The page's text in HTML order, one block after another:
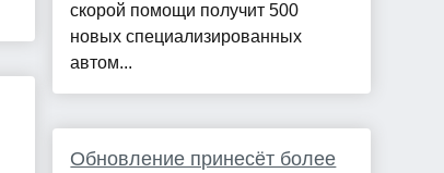
скорой помощи получит 500
новых специализированных
автом...
Обновление принесёт более